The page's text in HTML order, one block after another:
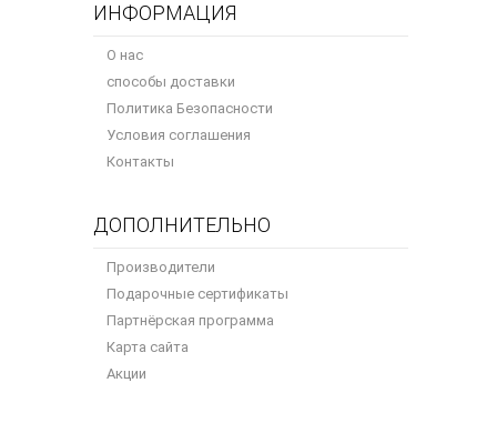
ИНФОРМАЦИЯ
О нас
способы доставки
Политика Безопасности
Условия соглашения
Контакты
ДОПОЛНИТЕЛЬНО
Производители
Подарочные сертификаты
Партнёрская программа
Карта сайта
Акции